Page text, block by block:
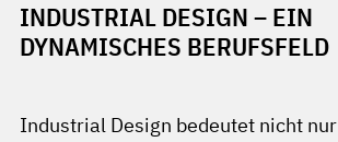
INDUSTRIAL DESIGN – EIN
DYNAMISCHES BERUFSFELD
Industrial Design bedeutet nicht nur